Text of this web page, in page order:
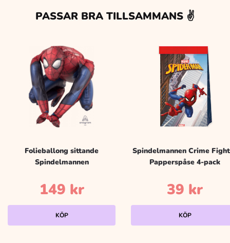
PASSAR BRA TILLSAMMANS ✌️
Folieballong sittande
Spindelmannen
149 kr
KÖP
Spindelmannen Crime
Papperspåse 4-pack
39 kr
KÖP